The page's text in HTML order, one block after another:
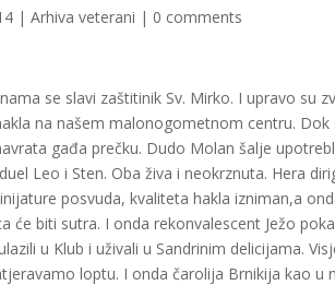
|Arhiva veterani | 0 comments
se slavi zaštitinik Sv. Mirko. I upravo su
na našem malonogometnom centru.
gađa prečku. Dudo Molan šalje
Leo i Sten. Oba živa i neokrznuta. Hera
posvuda, kvaliteta hakla izniman,a
će biti sutra. I onda rekonvalescent Ježo
u Klub i uživali u Sandrinim delicijama.
loptu. I onda čarolija Brnikija kao u